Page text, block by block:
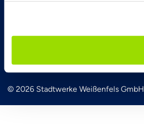
© 2026 Stadtwerke Weißenfels GmbH